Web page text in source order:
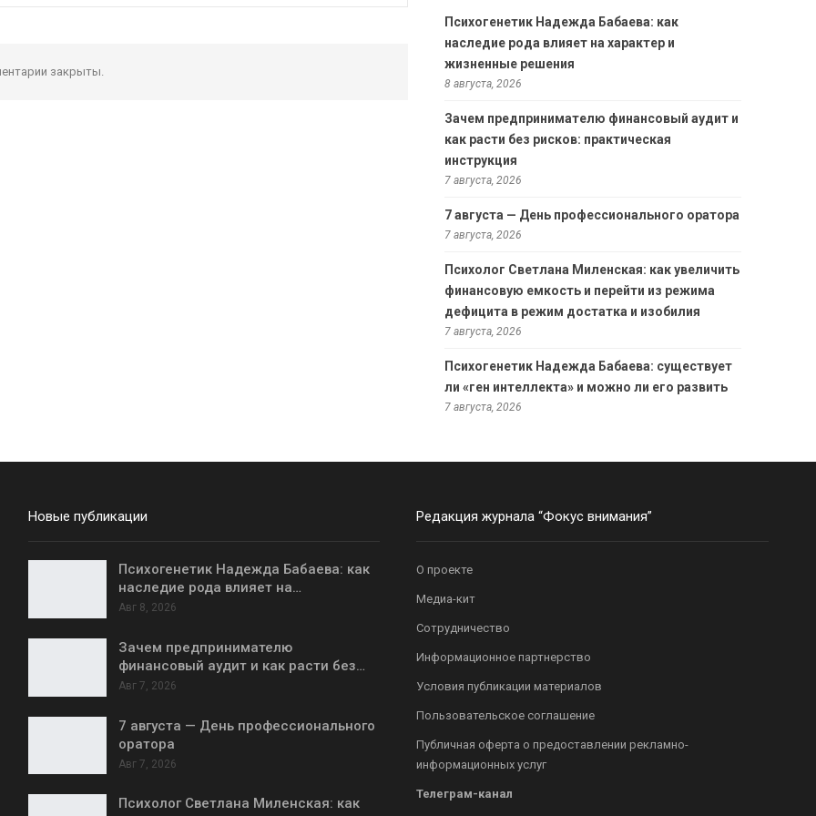
закрыты.
Психогенетик Надежда Бабаева: как
наследие рода влияет на характер и
жизненные решения
8 августа, 2026
Зачем предпринимателю финансовый аудит и
как расти без рисков: практическая
инструкция
7 августа, 2026
7 августа — День профессионального оратора
7 августа, 2026
Психолог Светлана Миленская: как увеличить
финансовую емкость и перейти из режима
дефицита в режим достатка и изобилия
7 августа, 2026
Психогенетик Надежда Бабаева: существует
ли «ген интеллекта» и можно ли его развить
7 августа, 2026
Новые публикации
Психогенетик Надежда Бабаева: как
наследие рода влияет на…
Авг 8, 2026
Зачем предпринимателю
финансовый аудит и как расти без…
Авг 7, 2026
7 августа — День профессионального
оратора
Авг 7, 2026
Психолог Светлана Миленская: как
Редакция журнала “Фокус внимания”
О проекте
Медиа-кит
Сотрудничество
Информационное партнерство
Условия публикации материалов
Пользовательское соглашение
Публичная оферта о предоставлении рекламно-
информационных услуг
Телеграм-канал